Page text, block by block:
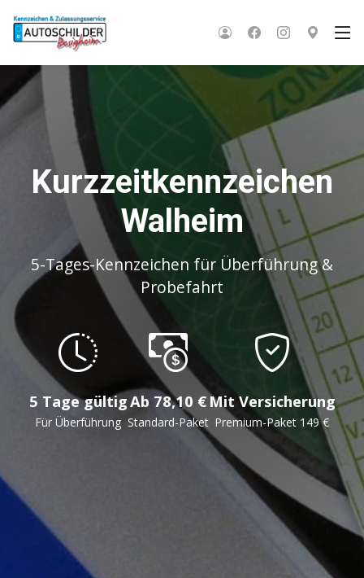
Kurzzeitkennzeichen
Walheim
5-Tages-Kennzeichen für Überführung &
Probefahrt
5 Tage gültig
Für Überführung
Ab 78,10 €
Standard-Paket
Mit Versicherung
Premium-Paket 149 €